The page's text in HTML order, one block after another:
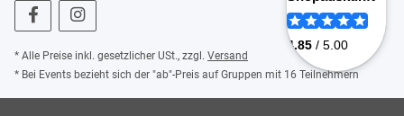
* Alle Preise inkl. gesetzlicher USt., zzgl. Versand
* Bei Events bezieht sich der "ab"-Preis auf Gruppen mit 16 Teilnehmern